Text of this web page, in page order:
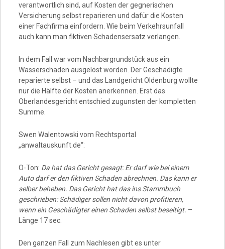
verantwortlich sind, auf Kosten der gegnerischen
Versicherung selbst reparieren und dafür die Kosten
einer Fachfirma einfordern. Wie beim Verkehrsunfall
auch kann man fiktiven Schadensersatz verlangen.
In dem Fall war vom Nachbargrundstück aus ein
Wasserschaden ausgelöst worden. Der Geschädigte
reparierte selbst – und das Landgericht Oldenburg wollte
nur die Hälfte der Kosten anerkennen. Erst das
Oberlandesgericht entschied zugunsten der kompletten
Summe.
Swen Walentowski vom Rechtsportal
„anwaltauskunft.de“:
O-Ton: Da hat das Gericht gesagt: Er darf wie bei einem
Auto darf er den fiktiven Schaden abrechnen. Das kann er
selber beheben. Das Gericht hat das ins Stammbuch
geschrieben: Schädiger sollen nicht davon profitieren,
wenn ein Geschädigter einen Schaden selbst beseitigt. –
Länge 17 sec.
Den ganzen Fall zum Nachlesen gibt es unter